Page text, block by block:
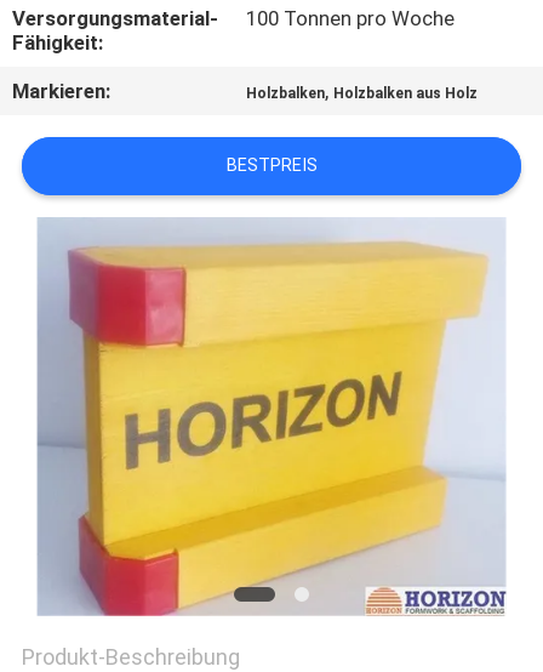
VERBINDUNG
SIE
EIN
ZITAT
Versorgungsmaterial-
Fähigkeit:
100 Tonnen pro Woche
Markieren: Holzbalken, Holzbalken aus Holz
BESTPREIS
Produkt-Beschreibung